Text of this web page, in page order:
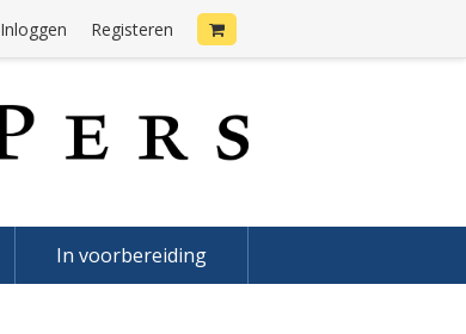
Inloggen Registeren
In voorbereiding